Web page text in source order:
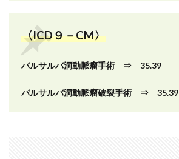
〈ICD９－CM〉
バルサルバ洞動脈瘤手術 ⇒ 35.39
バルサルバ洞動脈瘤破裂手術 ⇒ 35.39